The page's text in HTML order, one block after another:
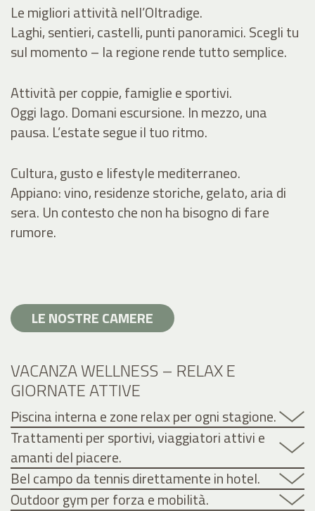
Le migliori attività nell’Oltradige.
Laghi, sentieri, castelli, punti panoramici. Scegli tu
sul momento – la regione rende tutto semplice.
Attività per coppie, famiglie e sportivi.
Oggi lago. Domani escursione. In mezzo, una
pausa. L’estate segue il tuo ritmo.
Cultura, gusto e lifestyle mediterraneo.
Appiano: vino, residenze storiche, gelato, aria di
sera. Un contesto che non ha bisogno di fare
rumore.
LE NOSTRE CAMERE
VACANZA WELLNESS – RELAX E
GIORNATE ATTIVE
Piscina interna e zone relax per ogni stagione.
Trattamenti per sportivi, viaggiatori attivi e
amanti del piacere.
Bel campo da tennis direttamente in hotel.
Outdoor gym per forza e mobilità.